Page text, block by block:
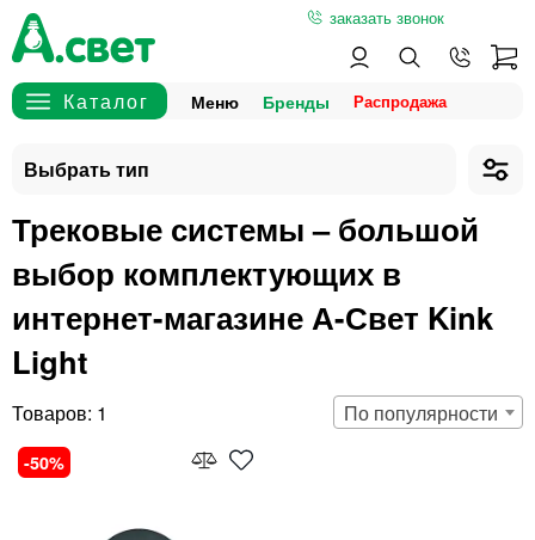
заказать звонок
Меню Бренды
Трековые системы – большой
выбор комплектующих в
интернет-магазине А-Свет Kink
Light
1 По популярности
50